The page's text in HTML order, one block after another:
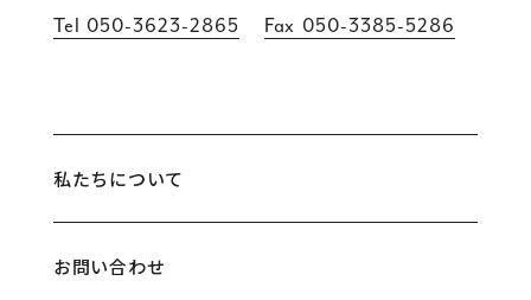
Tel 050-3623-2865 Fax 050-3385-5286
私たちについて
お問い合わせ